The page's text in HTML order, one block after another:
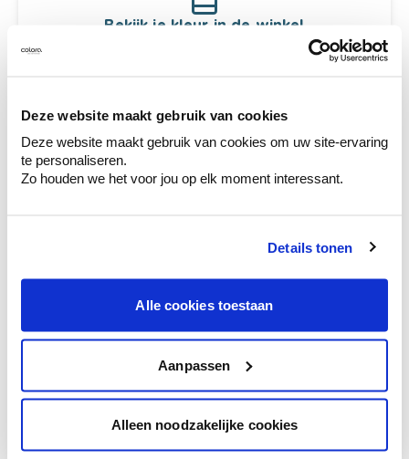
Deze website maakt gebruik van cookies
Deze website maakt gebruik van cookies om uw site-ervaring
te personaliseren.
Zo houden we het voor jou op elk moment interessant.
Details tonen
Alle cookies toestaan
Aanpassen
Alleen noodzakelijke cookies
Bekijk je kleur in de winkel
Ontdek er kleurechte stalen van je
te verfijnen.
Krijg persoonlijk advies om kleuren te
combineren.
Krijg kleuradvies op basis van de lichtinval
en je meubels.
Krijg ineens een technologische check-up